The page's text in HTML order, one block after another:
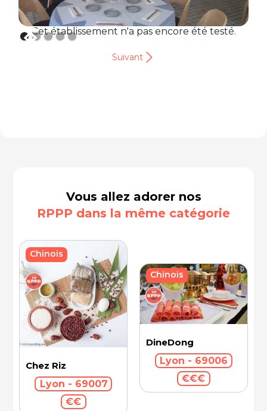
Cet établissement n'a pas encore été testé.
Suivant
Vous allez adorer nos
RPPP dans la même catégorie
Chez Riz
Lyon - 69007
€€
Chinois
DineDong
Lyon - 69006
€€€
Chinois